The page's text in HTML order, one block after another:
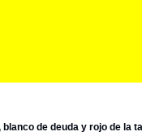
de deuda y rojo de la